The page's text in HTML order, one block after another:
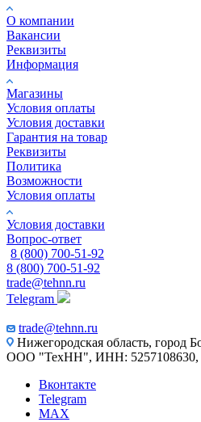
О компании
Вакансии
Реквизиты
Информация
Магазины
Условия оплаты
Условия доставки
Гарантия на товар
Реквизиты
Политика
Возможности
Условия оплаты
Условия доставки
Вопрос-ответ
8 (800) 700-51-92
8 (800) 700-51-92
trade@tehnn.ru
Telegram
trade@tehnn.ru
Нижегородская область, город
ООО "ТехНН", ИНН: 5257108630,
Вконтакте
Telegram
MAX